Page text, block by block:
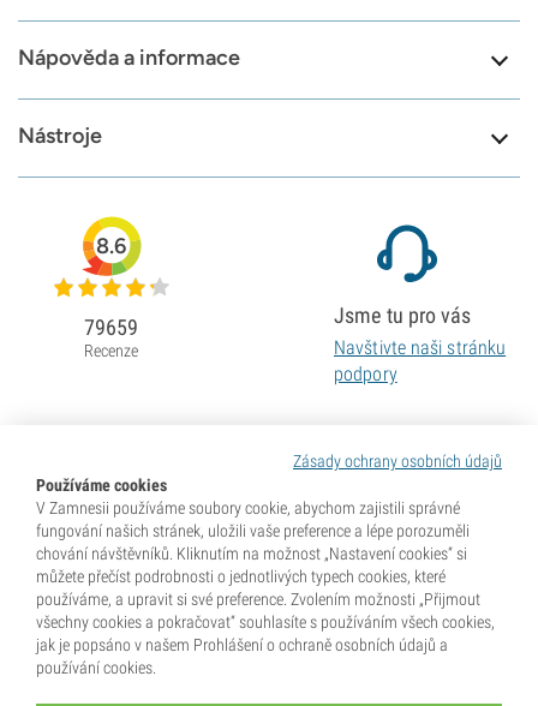
Nápověda a informace
Nástroje
Zásady ochrany osobních údajů
Používáme cookies
V Zamnesii používáme soubory cookie, abychom zajistili správné
fungování našich stránek, uložili vaše preference a lépe porozuměli
chování návštěvníků. Kliknutím na možnost „Nastavení cookies“ si
můžete přečíst podrobnosti o jednotlivých typech cookies, které
používáme, a upravit si své preference. Zvolením možnosti „Přijmout
všechny cookies a pokračovat“ souhlasíte s používáním všech cookies,
jak je popsáno v našem Prohlášení o ochraně osobních údajů a
používání cookies.
8.6
79659
Recenze
Jsme tu pro vás
Navštivte naši stránku
podpory